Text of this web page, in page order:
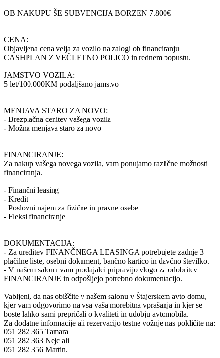
OB NAKUPU ŠE SUBVENCIJA BORZEN 7.800€
CENA:
Objavljena cena velja za vozilo na zalogi ob financiranju
CASHPLAN Z VEČLETNO POLICO in rednem popustu.
JAMSTVO VOZILA:
5 let/100.000KM podaljšano jamstvo
MENJAVA STARO ZA NOVO:
- Brezplačna cenitev vašega vozila
- Možna menjava staro za novo
FINANCIRANJE:
Za nakup vašega novega vozila, vam ponujamo različne možnosti
financiranja.
- Finančni leasing
- Kredit
- Poslovni najem za fizične in pravne osebe
- Fleksi financiranje
DOKUMENTACIJA:
- Za ureditev FINANČNEGA LEASINGA potrebujete zadnje 3
plačilne liste, osebni dokument, bančno kartico in davčno številko.
- V našem salonu vam prodajalci pripravijo vlogo za odobritev
FINANCIRANJE in odpošljejo potrebno dokumentacijo.
Vabljeni, da nas obiščite v našem salonu v Štajerskem avto domu,
kjer vam odgovorimo na vsa vaša morebitna vprašanja in kjer se
boste lahko sami prepričali o kvaliteti in udobju avtomobila.
Za dodatne informacije ali rezervacijo testne vožnje nas pokličite na:
051 282 365 Tamara
051 282 363 Nejc ali
051 282 356 Martin.